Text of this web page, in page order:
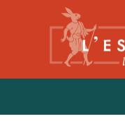
éditions lentes & durables